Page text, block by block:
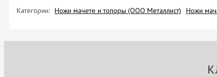
Категории: Ножи мачете и топоры (ООО Металлист) Ножи